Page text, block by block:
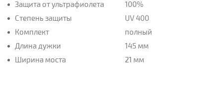
Защита от ультрафиолета
100%
Степень защиты
UV 400
Комплект
полный
Длина дужки
145 мм
Ширина моста
21 мм